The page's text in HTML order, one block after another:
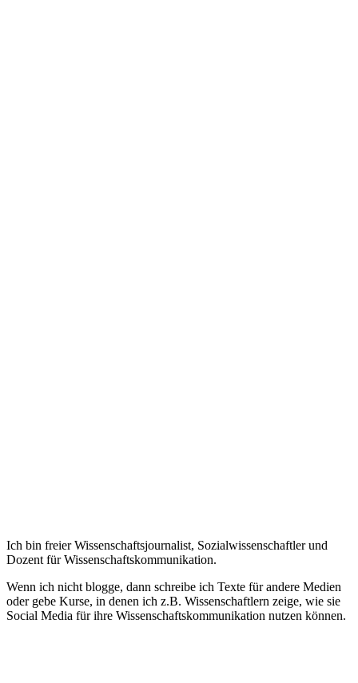
Ich bin freier Wissenschaftsjournalist, Sozialwissenschaftler und
Dozent für Wissenschaftskommunikation.
Wenn ich nicht blogge, dann schreibe ich Texte für andere Medien
oder gebe Kurse, in denen ich z.B. Wissenschaftlern zeige, wie sie
Social Media für ihre Wissenschaftskommunikation nutzen können.